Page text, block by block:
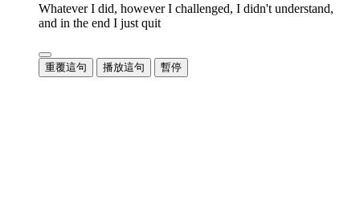
Whatever I did, however I challenged, I didn't understand,
and in the end I just quit
重覆這句 播放這句 暫停